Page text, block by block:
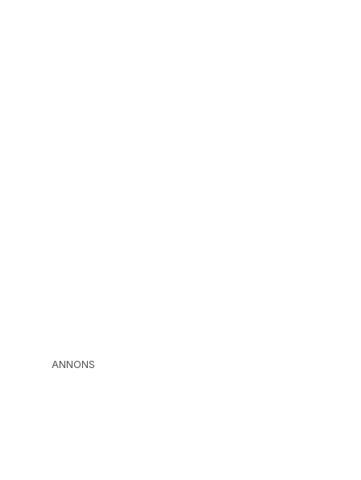
ANNONS